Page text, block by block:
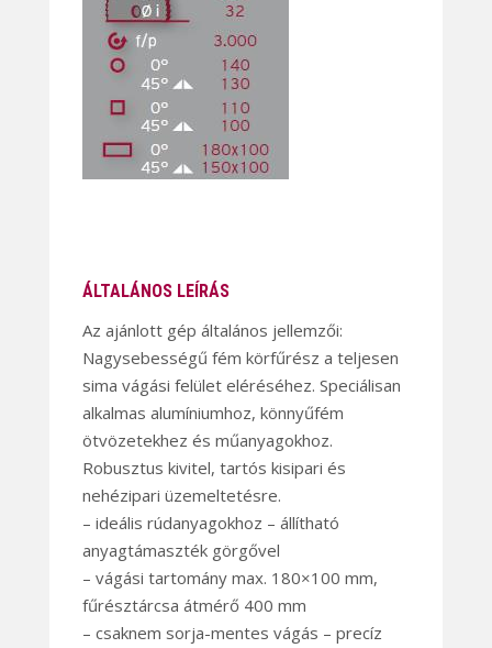
ÁLTALÁNOS LEÍRÁS
Az ajánlott gép általános jellemzői:
Nagysebességű fém körfűrész a teljesen
sima vágási felület eléréséhez. Speciálisan
alkalmas alumíniumhoz, könnyűfém
ötvözetekhez és műanyagokhoz.
Robusztus kivitel, tartós kisipari és
nehézipari üzemeltetésre.
– ideális rúdanyagokhoz – állítható
anyagtámaszték görgővel
– vágási tartomány max. 180×100 mm,
fűrésztárcsa átmérő 400 mm
– csaknem sorja-mentes vágás – precíz